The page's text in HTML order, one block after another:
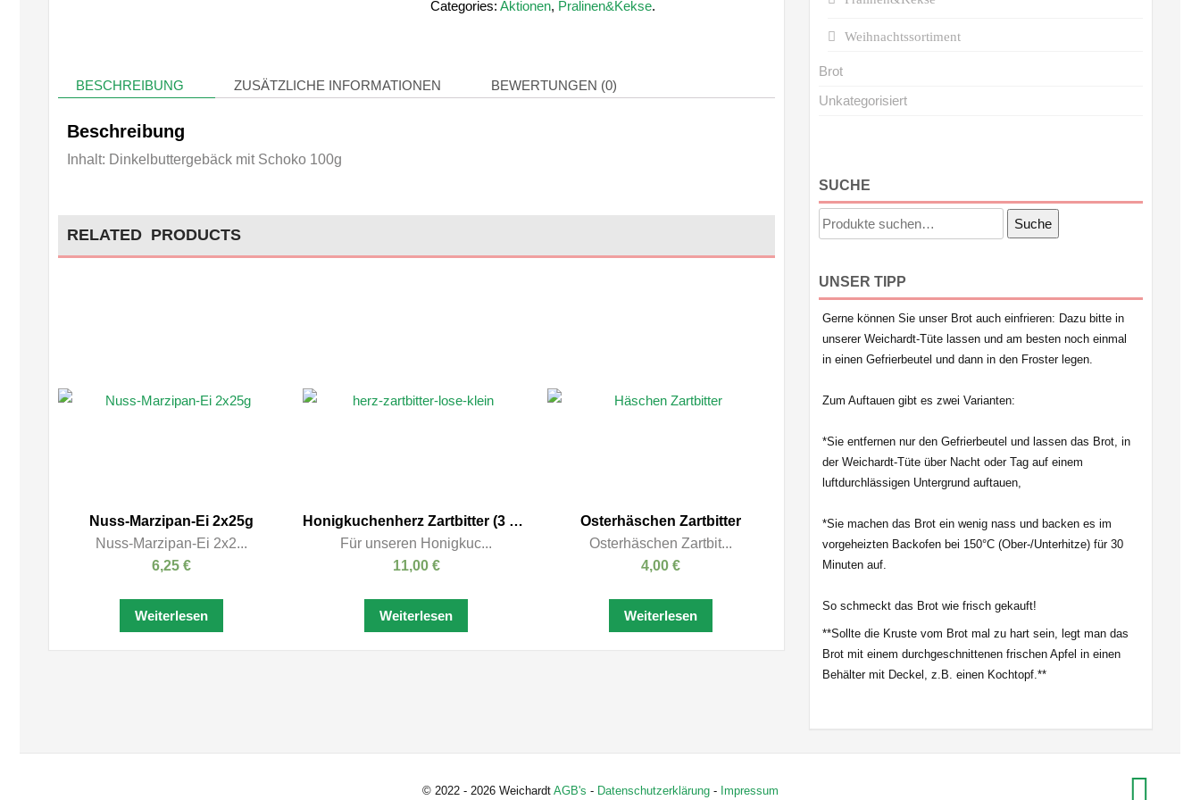
Categories:Aktionen, Pralinen&Kekse.
BESCHREIBUNG ZUSÄTZLICHE INFORMATIONEN BEWERTUNGEN (0)
Beschreibung
Inhalt: Dinkelbuttergebäck mit Schoko 100g
RELATED PRODUCTS
Nuss-Marzipan-Ei 2x25g
Nuss-Marzipan-Ei 2x2...
6,25 €
Weiterlesen
Honigkuchenherz Zartbitter (3 Stück / 165 g)
Für unseren Honigkuc...
11,00 €
Weiterlesen
Osterhäschen Zartbitter
Osterhäschen Zartbit...
4,00€
Weiterlesen
Weihnachtssortiment
Brot
Unkategorisiert
SUCHE
Suche
nach:
Suche
UNSER TIPP
Gerne können Sie unser Brot auch einfrieren: Dazu bitte in
unserer Weichardt-Tüte lassen und am besten noch einmal
in einen Gefrierbeutel und dann in den Froster legen.
Zum Auftauen gibt es zwei Varianten:
*Sie entfernen nur den Gefrierbeutel und lassen das Brot, in
der Weichardt-Tüte über Nacht oder Tag auf einem
luftdurchlässigen Untergrund auftauen,
*Sie machen das Brot ein wenig nass und backen es im
vorgeheizten Backofen bei 150°C (Ober-/Unterhitze) für 30
Minuten auf.
So schmeckt das Brot wie frisch gekauft!
**Sollte die Kruste vom Brot mal zu hart sein, legt man das
Brot mit einem durchgeschnittenen frischen Apfel in einen
Behälter mit Deckel, z.B. einen Kochtopf.**
© 2022 - 2026 Weichardt AGB's - Datenschutzerklärung- Impressum